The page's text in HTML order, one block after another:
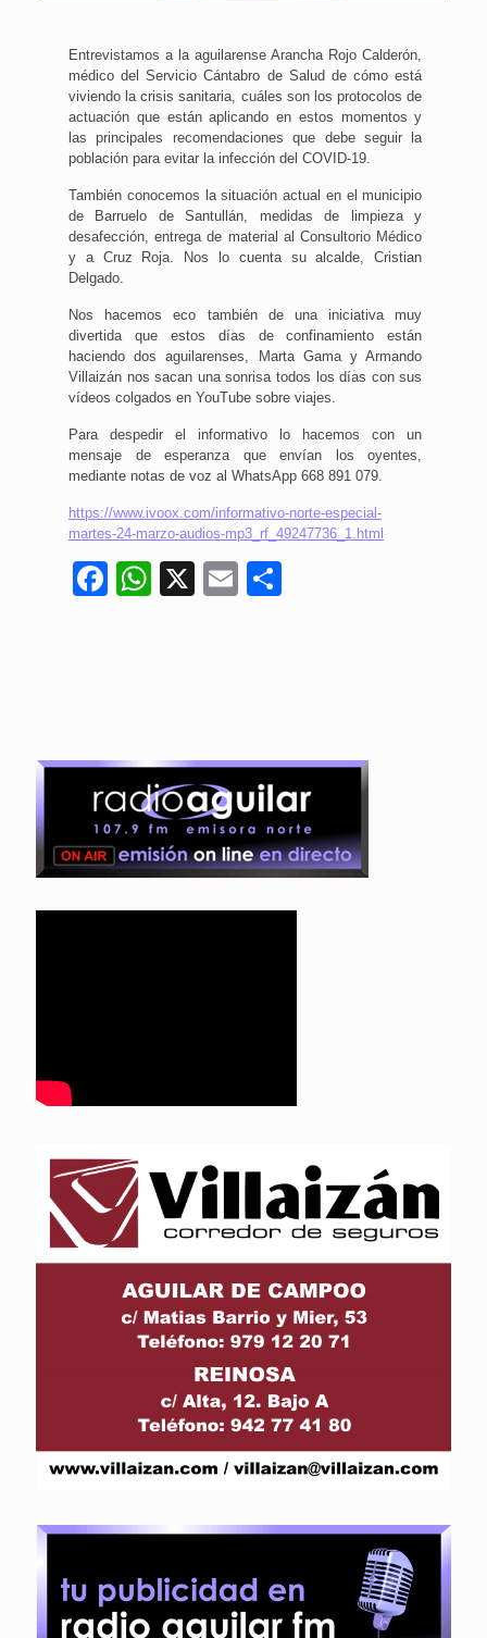
Entrevistamos a la aguilarense Arancha Rojo Calderón,
médico del Servicio Cántabro de Salud de cómo está
viviendo la crisis sanitaria, cuáles son los protocolos de
actuación que están aplicando en estos momentos y
las principales recomendaciones que debe seguir la
población para evitar la infección del COVID-19.
También conocemos la situación actual en el municipio
de Barruelo de Santullán, medidas de limpieza y
desafección, entrega de material al Consultorio Médico
y a Cruz Roja. Nos lo cuenta su alcalde, Cristian
Delgado.
Nos hacemos eco también de una iniciativa muy
divertida que estos días de confinamiento están
haciendo dos aguilarenses, Marta Gama y Armando
Villaizán nos sacan una sonrisa todos los días con sus
vídeos colgados en YouTube sobre viajes.
Para despedir el informativo lo hacemos con un
mensaje de esperanza que envían los oyentes,
mediante notas de voz al WhatsApp 668 891 079.
https://www.ivoox.com/informativo-norte-especial-
martes-24-marzo-audios-mp3_rf_49247736_1.html
Facebook
WhatsApp
X Email